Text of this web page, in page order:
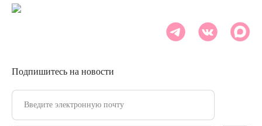
Подпишитесь на новости
Введите электронную почту